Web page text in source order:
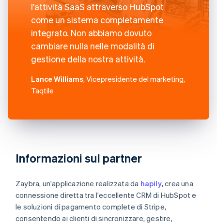
l'attività SaaS attraverso HubSpot
come un sistema completamente
integrato. Non abbiamo dovuto
cambiare nulla nelle modalità di
gestione della nostra attività.
Lance Williams, Vicepresidente del marketing,
Taqtile
Informazioni sul partner
Zaybra, un'applicazione realizzata da hapily, crea una
connessione diretta tra l'eccellente CRM di HubSpot e
le soluzioni di pagamento complete di Stripe,
consentendo ai clienti di sincronizzare, gestire,